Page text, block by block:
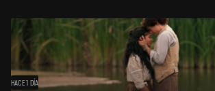
HACE 1 DÍA